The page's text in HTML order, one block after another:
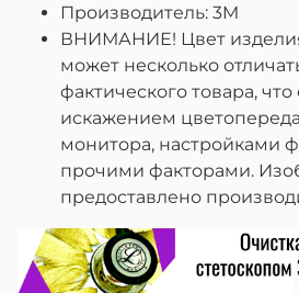
Производитель: 3M
ВНИМАНИЕ! Цвет
может несколько
фактического товара, что
искажением
монитора, настройками
прочими факторами.
предоставлено